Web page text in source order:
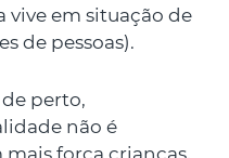
vive em situação de
de pessoas).
perto,
não é
força crianças,